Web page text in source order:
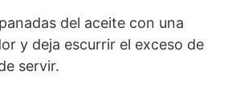
del aceite con una
y deja escurrir el exceso de
servir.